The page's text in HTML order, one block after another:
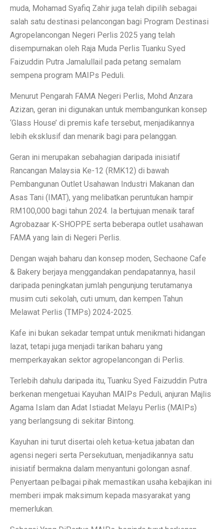
muda, Mohamad Syafiq Zahir juga telah dipilih sebagai
salah satu destinasi pelancongan bagi Program Destinasi
Agropelancongan Negeri Perlis 2025 yang telah
disempurnakan oleh Raja Muda Perlis Tuanku Syed
Faizuddin Putra Jamalullail pada petang semalam
sempena program MAIPs Peduli.
Menurut Pengarah FAMA Negeri Perlis, Mohd Anzara
Azizan, geran ini digunakan untuk membangunkan konsep
‘Glass House’ di premis kafe tersebut, menjadikannya
lebih eksklusif dan menarik bagi para pelanggan.
Geran ini merupakan sebahagian daripada inisiatif
Rancangan Malaysia Ke-12 (RMK12) di bawah
Pembangunan Outlet Usahawan Industri Makanan dan
Asas Tani (IMAT), yang melibatkan peruntukan hampir
RM100,000 bagi tahun 2024. Ia bertujuan menaik taraf
Agrobazaar K-SHOPPE serta beberapa outlet usahawan
FAMA yang lain di Negeri Perlis.
Dengan wajah baharu dan konsep moden, Sechaone Cafe
& Bakery berjaya menggandakan pendapatannya, hasil
daripada peningkatan jumlah pengunjung terutamanya
musim cuti sekolah, cuti umum, dan kempen Tahun
Melawat Perlis (TMPs) 2024-2025.
Kafe ini bukan sekadar tempat untuk menikmati hidangan
lazat, tetapi juga menjadi tarikan baharu yang
memperkayakan sektor agropelancongan di Perlis.
Terlebih dahulu daripada itu, Tuanku Syed Faizuddin Putra
berkenan mengetuai Kayuhan MAIPs Peduli, anjuran Majlis
Agama Islam dan Adat Istiadat Melayu Perlis (MAIPs)
yang berlangsung di sekitar Bintong.
Kayuhan ini turut disertai oleh ketua-ketua jabatan dan
agensi negeri serta Persekutuan, menjadikannya satu
inisiatif bermakna dalam menyantuni golongan asnaf.
Penyertaan pelbagai pihak memastikan usaha kebajikan ini
memberi impak maksimum kepada masyarakat yang
memerlukan.